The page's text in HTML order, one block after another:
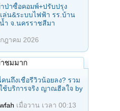
ป่าซื้อคอมพ์+ปรับปรุง
ล่น&ระบบไฟฟ้า รร.บ้าน
ำ จ.นครราชสีมา
ฎาคม 2026
าชมมาก
นถึงเชื่อรีวิวน้อยลง? รวม
ช้บริการจริง ญาณฮีลใจ by
เมื่อวาน เวลา 00:13